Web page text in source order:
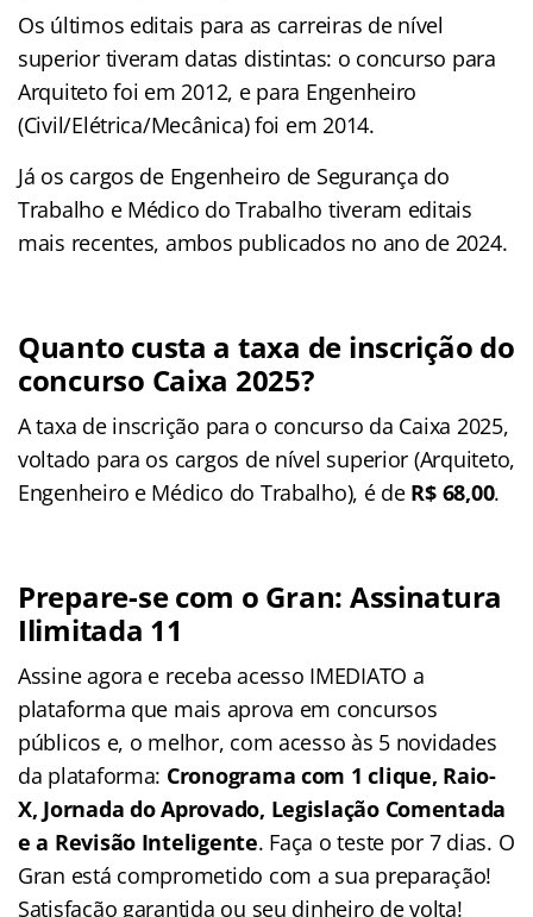
Os últimos editais para as carreiras de nível
superior tiveram datas distintas: o concurso para
Arquiteto foi em 2012, e para Engenheiro
(Civil/Elétrica/Mecânica) foi em 2014.
Já os cargos de Engenheiro de Segurança do
Trabalho e Médico do Trabalho tiveram editais
mais recentes, ambos publicados no ano de 2024.
Quanto custa a taxa de inscrição do
concurso Caixa 2025?
A taxa de inscrição para o concurso da Caixa 2025,
voltado para os cargos de nível superior (Arquiteto,
Engenheiro e Médico do Trabalho), é de R$ 68,00.
Prepare-se com o Gran: Assinatura
Ilimitada 11
Assine agora e receba acesso IMEDIATO a
plataforma que mais aprova em concursos
públicos e, o melhor, com acesso às 5 novidades
da plataforma: Cronograma com 1 clique, Raio-
X, Jornada do Aprovado, Legislação Comentada
e a Revisão Inteligente. Faça o teste por 7 dias. O
Gran está comprometido com a sua preparação!
Satisfação garantida ou seu dinheiro de volta!